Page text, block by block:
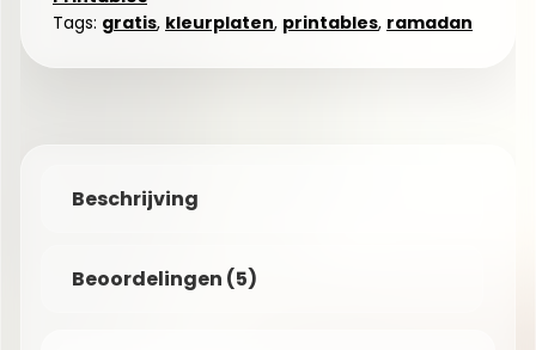
Tags: gratis, kleurplaten, printables, ramadan
Beschrijving
Beoordelingen (5)